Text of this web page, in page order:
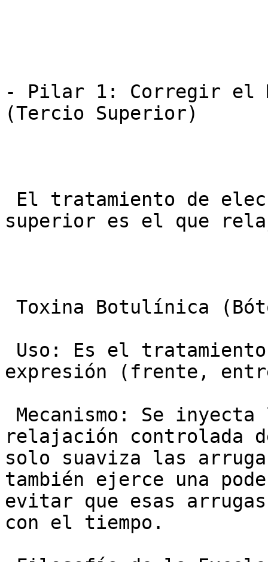
- Pilar 1: Corregir el
(Tercio Superior)
superior es el que
expresión (frente,
relajación controlada
solo suaviza las
también ejerce una
evitar que esas
con el tiempo.